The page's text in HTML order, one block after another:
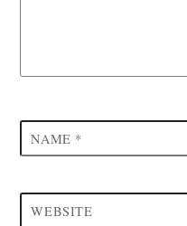
NAME *
WEBSITE